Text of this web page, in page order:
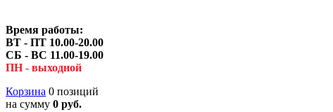
Время работы:
ВТ - ПТ 10.00-20.00
СБ - ВС 11.00-19.00
ПН - выходной
Корзина 0 позиций
на сумму 0 руб.